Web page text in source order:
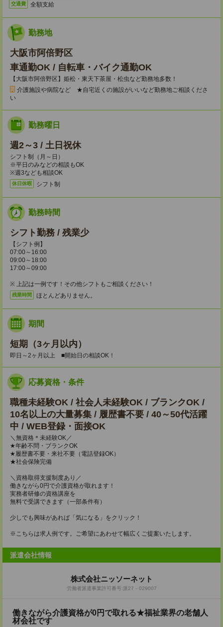
交通費 全額支給
勤務地
大阪市阿倍野区
車通勤OK / 自転車・バイク通勤OK
【大阪市阿倍野区】姫松・東天下茶屋・松虫など勤務地多数！
介護施設や病院など ★自宅近くの施設がいいなど勤務地ご相談くださ
い
勤務曜日
週2～3 / 土日祝休
シフト制（月～日）
※平日のみなどの相談もOK
※週3なども相談OK
休日休暇 シフト制
勤務時間
シフト勤務 / 残業少
【シフト例】
07:00～16:00
09:00～18:00
17:00～09:00
※ 上記は一例です！その他シフトもご相談ください！
残業時間 ほとんどありません。
期間
短期（3ヶ月以内）
即日～2ヶ月以上 ■開始日の相談OK！
応募資格・条件
職種未経験OK / 社会人未経験OK / ブランクOK /
10名以上の大量募集 / 履歴書不要 / 40～50代活躍
中 / WEB登録・面接OK
＼無資格＊未経験OK／
★年齢不問・ブランクOK
★履歴書不要・来社不要（電話登録OK）
★社会保険完備
＼資格取得支援制度あり／
働きながら0円で介護資格が取れます！
実務者研修の資格講座を
無料で受講できます（一部条件有）
少しでも興味があれば「気になる」をクリック！
※こちらは求人例です。ご希望にあわせて幅広くご提案いたします。
派遣会社情報
株式会社ニッソーネット
労働者派遣事業許可番号:派27－029007
働きながら介護資格が0円で取れる★福祉業界の老舗人
材会社です